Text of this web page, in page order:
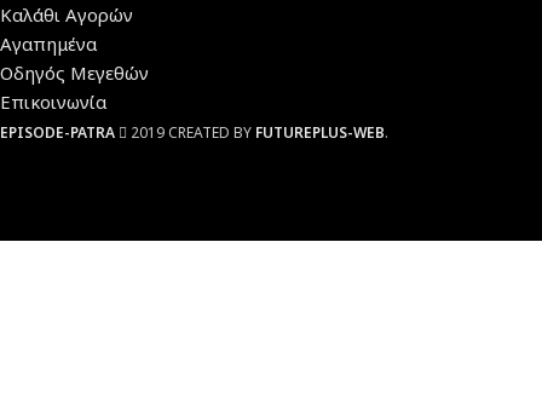
Καλάθι Αγορών
Αγαπημένα
Οδηγός Μεγεθών
Επικοινωνία
EPISODE-PATRA 2019 CREATED BY FUTUREPLUS-WEB.